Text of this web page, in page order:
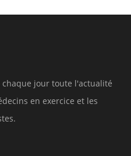
chaque jour toute l'actualité
en exercice et les